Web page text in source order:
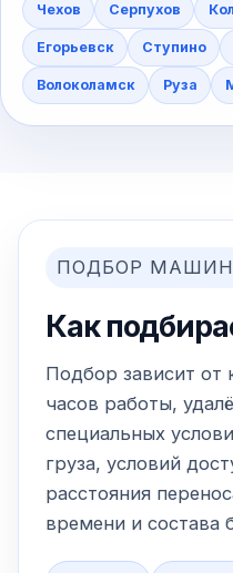
Чехов Серпухов
Егорьевск Ступино
Волоколамск Руза
ПОДБОР
Как
Подбор зависит от
часов работы,
специальных
груза, условий
расстояния
времени и состава